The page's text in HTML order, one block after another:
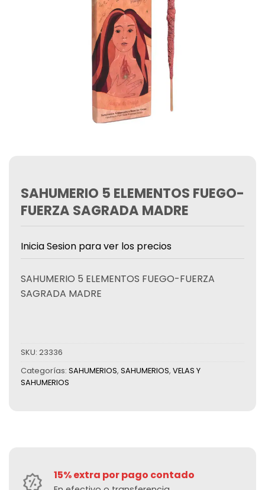
SAHUMERIO 5 ELEMENTOS FUEGO-
FUERZA SAGRADA MADRE
Inicia Sesion para ver los precios
SAHUMERIO 5 ELEMENTOS FUEGO-FUERZA
SAGRADA MADRE
SKU: 23336
Categorías: SAHUMERIOS, SAHUMERIOS, VELAS Y
SAHUMERIOS
15% extra por pago contado